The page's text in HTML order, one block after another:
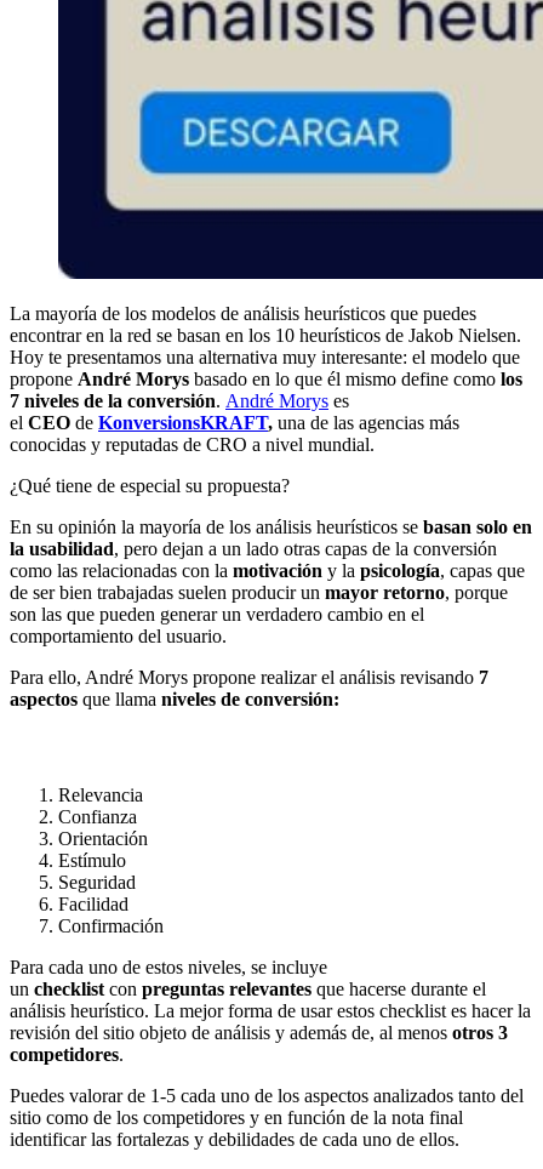
La mayoría de los modelos de análisis heurísticos que puedes
encontrar en la red se basan en los 10 heurísticos de Jakob Nielsen.
Hoy te presentamos una alternativa muy interesante: el modelo que
propone André Morys basado en lo que él mismo define como los
7 niveles de la conversión. André Morys es
el CEO de KonversionsKRAFT, una de las agencias más
conocidas y reputadas de CRO a nivel mundial.
¿Qué tiene de especial su propuesta?
En su opinión la mayoría de los análisis heurísticos se basan solo en
la usabilidad, pero dejan a un lado otras capas de la conversión
como las relacionadas con la motivación y la psicología, capas que
de ser bien trabajadas suelen producir un mayor retorno, porque
son las que pueden generar un verdadero cambio en el
comportamiento del usuario.
Para ello, André Morys propone realizar el análisis revisando 7
aspectos que llama niveles de conversión:
Relevancia
Confianza
Orientación
Estímulo
Seguridad
Facilidad
Confirmación
Para cada uno de estos niveles, se incluye
un checklist con preguntas relevantes que hacerse durante el
análisis heurístico. La mejor forma de usar estos checklist es hacer la
revisión del sitio objeto de análisis y además de, al menos otros 3
competidores.
Puedes valorar de 1-5 cada uno de los aspectos analizados tanto del
sitio como de los competidores y en función de la nota final
identificar las fortalezas y debilidades de cada uno de ellos.